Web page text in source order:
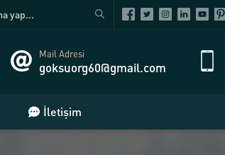
Mail Adresi
goksuorg60@gmail.com
İletişim